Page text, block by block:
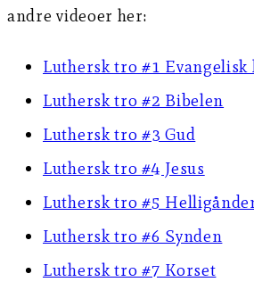
andre videoer her:
Luthersk tro #1
Luthersk tro #2 Bibelen
Luthersk tro #3 Gud
Luthersk tro #4 Jesus
Luthersk tro #5
Luthersk tro #6 Synden
Luthersk tro #7 Korset